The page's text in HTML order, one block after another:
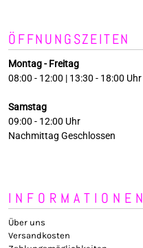
ÖFFNUNGSZEITEN
Montag - Freitag
08:00 - 12:00 | 13:30 - 18:00 Uhr
Samstag
09:00 - 12:00 Uhr
Nachmittag Geschlossen
INFORMATIONEN
Über uns
Versandkosten